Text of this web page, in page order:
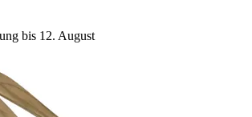
bis 12. August